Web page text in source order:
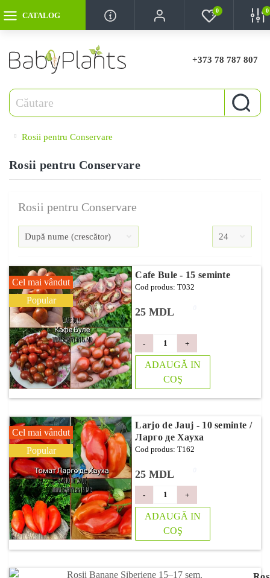
CATALOG
0 0
+373 78 787 807
Rosii pentru Conservare
Rosii pentru Conservare
Rosii pentru Conservare
Cel mai vândut
Popular
Cafe Bule - 15 seminte
Cod produs: T032
25 MDL
- +
ADAUGĂ IN
COŞ
Cel mai vândut
Popular
Larjo de Jauj - 10 seminte /
Ларго де Хауха
Cod produs: T162
25 MDL
- +
ADAUGĂ IN
COŞ